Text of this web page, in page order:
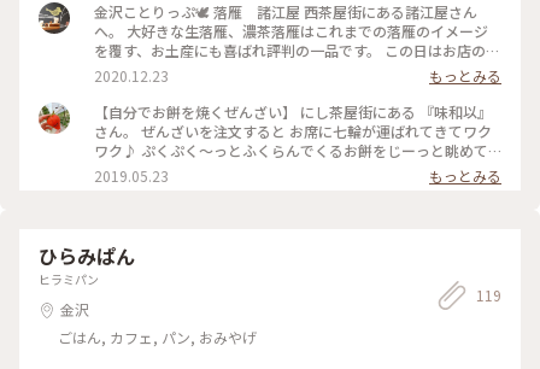
金沢ことりっぷ🕊 落雁 諸江屋 西茶屋街にある諸江屋さん
へ。 大好きな生落雁、濃茶落雁はこれまでの落雁のイメージ
を覆す、お土産にも喜ばれ評判の一品です。 この日はお店の奥
にある菓寮にて一服しました。 入り口のショーウィンドウで
見た季節のかわいらしいお干菓子🌲🔔に目を奪われたため、お
抹茶とのセットをいただきました。 机上で七輪でお餅を自分
で焼くおぜんざいをほかの方召し上がってました。 お干菓子
の左、赤いのはふやきせんべいにサンタさんが描かれたほんの
り甘いさくっと軽いおせんべい。ツリー🌲はすはまで懐かしい
味。食感がなんとも言えず、しあわせを感じるます。大事にひ
した。 次はどの季節を楽しもうかと思い巡らせながらのんび
りとした時間を過ごしました。 3枚めは花うさぎです。 #冬を
味わう#金沢#西茶屋#スイーツ巡り#落雁
2020.12.23
もっとみる
【自分でお餅を焼くぜんざい】 にし茶屋街にある 『味和以』
さん。 ぜんざいを注文すると お席に七輪が運ばれてきてワク
ワク♪ ぷくぷく～っとふくらんでくるお餅をじーっと眺めて
いるのもなかなか体験できないぜいたくな時間です。 #おいし
い時間 #甘味処 #ぜんざい #お餅 #和カフェ #和スイーツ #金沢
2019.05.23 もっとみる
ひらみぱん
ヒラミパン
金沢
ごはん, カフェ, パン, おみやげ
119